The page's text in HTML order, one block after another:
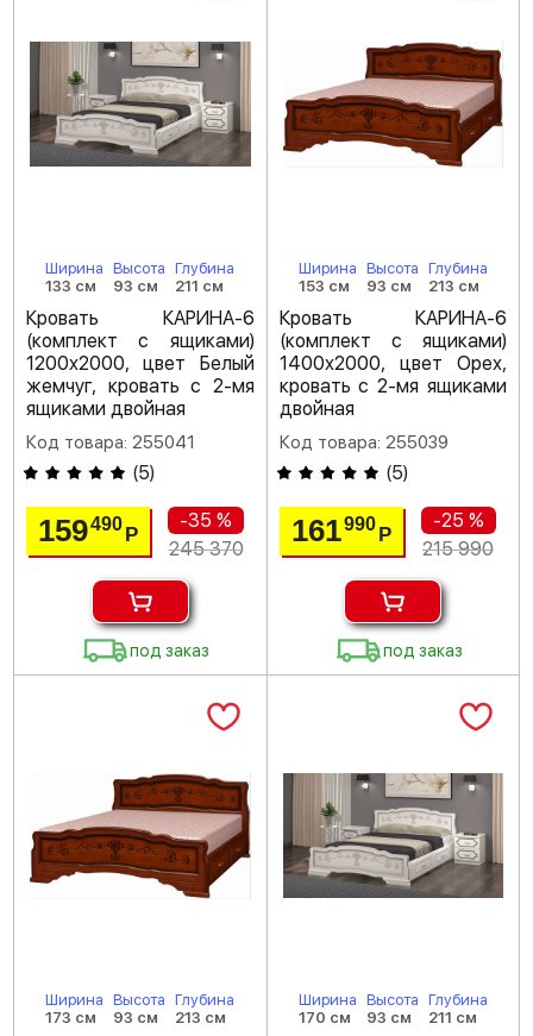
Ширина
133 см
Высота
93 см
Глубина
211 см
Кровать КАРИНА-6
(комплект с ящиками)
1200х2000, цвет Белый
жемчуг, кровать с 2-мя
ящиками двойная
Код товара: 255041
(5)
159490Р
-35 %
245 370
под заказ
Ширина
153 см
Высота
93 см
Глубина
213 см
Кровать КАРИНА-6
(комплект с ящиками)
1400х2000, цвет Орех,
кровать с 2-мя ящиками
двойная
Код товара: 255039
(5)
161990 Р
-25 %
215 990
под заказ
Ширина
173 см
Высота
93 см
Глубина
213 см
Ширина
170 см
Высота
93 см
Глубина
211 см